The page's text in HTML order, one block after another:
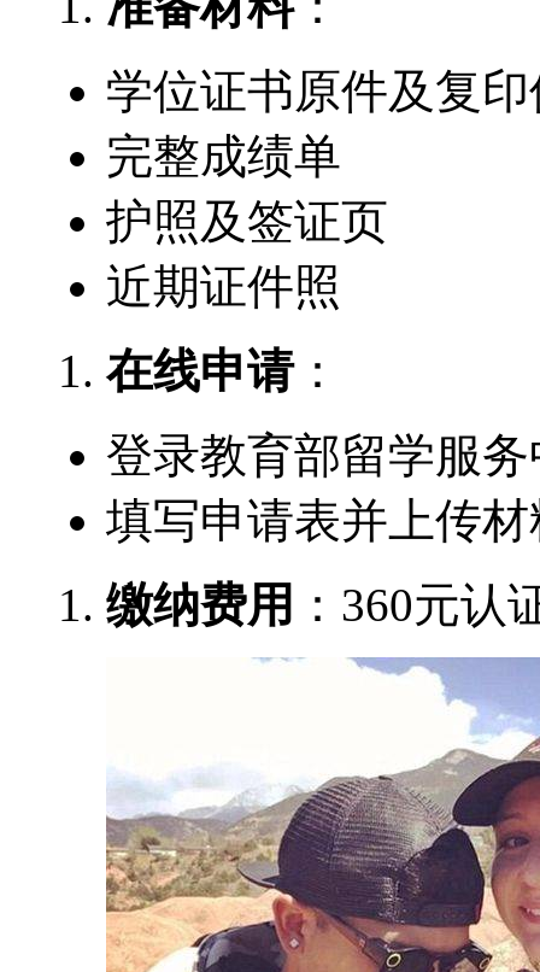
学位证书原件及复印
完整成绩单
护照及签证页
近期证件照
在线申请：
登录教育部留学服
填写申请表并上传材
缴纳费用 ：360元认